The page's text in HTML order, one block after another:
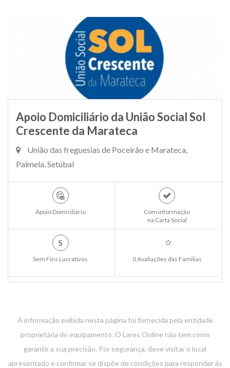
Apoio Domiciliário da União Social Sol
Crescente da Marateca
União das freguesias de Poceirão e Marateca,
Palmela, Setúbal
Apoio Domiciliário
Com informação
na Carta Social
S
Sem Fins Lucrativos 0 Avaliações das Familias
A informação exibida nesta página foi fornecida pela entidade
proprietária do equipamento. O Lares Online não tem como
garantir a sua precisão. Por segurança, deve visitar o local
apresentado e confirmar se dispõe de condições para responder ás